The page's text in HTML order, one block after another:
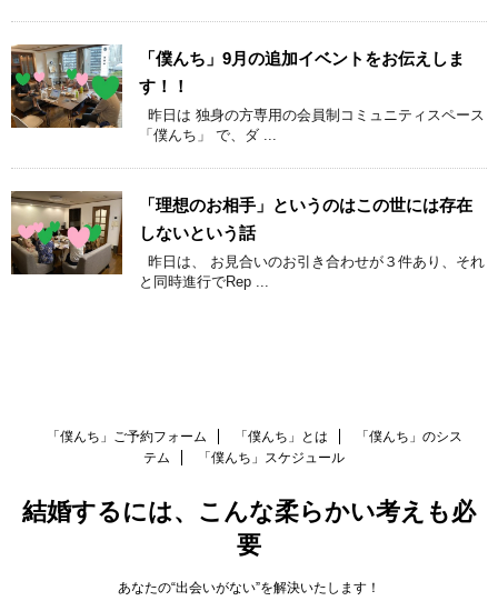
「僕んち」9月の追加イベントをお伝えしま
す！！
昨日は 独身の方専用の会員制コミュニティスペース
「僕んち」 で、ダ ...
「理想のお相手」というのはこの世には存在
しないという話
昨日は、 お見合いのお引き合わせが３件あり、それ
と同時進行でRep ...
「僕んち」ご予約フォーム 「僕んち」とは
「僕んち」のシス
テム
「僕んち」スケジュール
結婚するには、こんな柔らかい考えも必
要
あなたの“出会いがない”を解決いたします！